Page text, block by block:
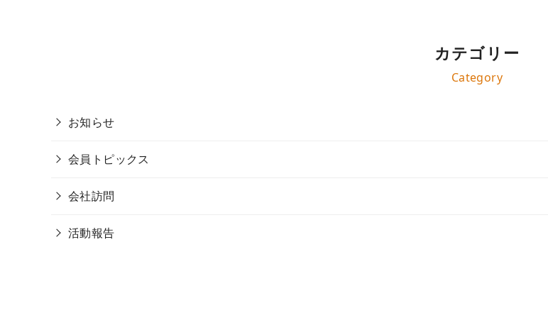
カテゴリー
Category
お知らせ
会員トピックス
会社訪問
活動報告